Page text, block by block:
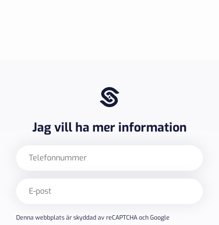
Jag vill ha mer information
post
Denna webbplats är skyddad av reCAPTCHA och Google